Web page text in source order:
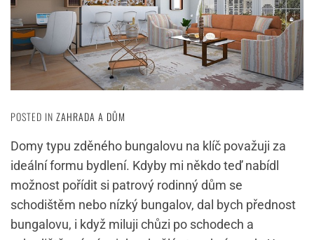
POSTED IN ZAHRADA A DŮM
Domy typu zděného bungalovu na klíč považuji za
ideální formu bydlení. Kdyby mi někdo teď nabídl
možnost pořídit si patrový rodinný dům se
schodištěm nebo nízký bungalov, dal bych přednost
bungalovu, i když miluji chůzi po schodech a